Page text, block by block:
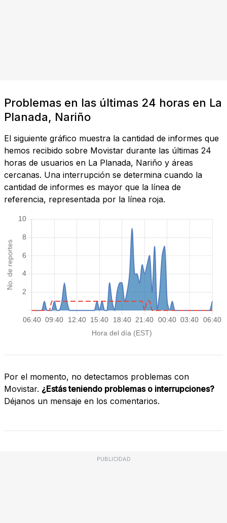
Problemas en las últimas 24 horas en La
Planada, Nariño
El siguiente gráfico muestra la cantidad de informes que
hemos recibido sobre Movistar durante las últimas 24
horas de usuarios en La Planada, Nariño y áreas
cercanas. Una interrupción se determina cuando la
cantidad de informes es mayor que la línea de
referencia, representada por la línea roja.
Por el momento, no detectamos problemas con
Movistar. ¿Estás teniendo problemas o interrupciones?
Déjanos un mensaje en los comentarios.
PUBLICIDAD